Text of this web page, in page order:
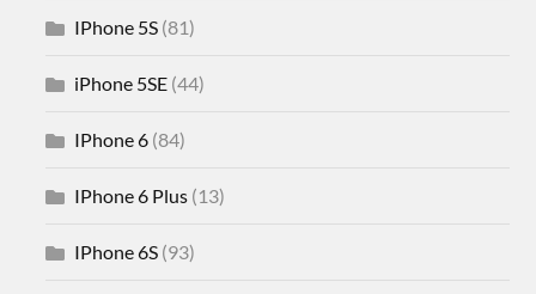
IPhone 5S (81)
iPhone 5SE (44)
IPhone 6 (84)
IPhone 6 Plus (13)
IPhone 6S (93)